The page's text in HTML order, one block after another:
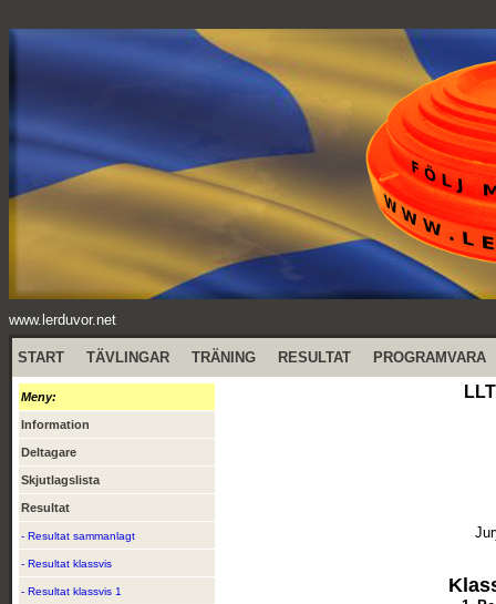
www.lerduvor.net
START TÄVLINGAR TRÄNING RESULTAT PROGRAMVARA
Meny:
Information
Deltagare
Skjutlagslista
Resultat
- Resultat sammanlagt
- Resultat klassvis
- Resultat klassvis 1